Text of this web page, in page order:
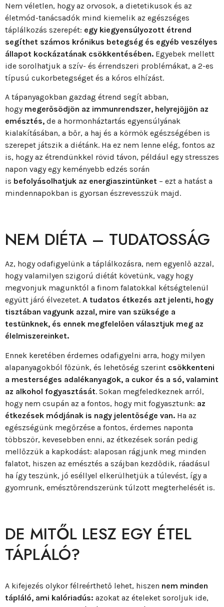
Nem véletlen, hogy az orvosok, a dietetikusok és az
életmód-tanácsadók mind kiemelik az egészséges
táplálkozás szerepét: egy kiegyensúlyozott étrend
segíthet számos krónikus betegség és egyéb veszélyes
állapot kockázatának csökkentésében. Egyebek mellett
ide sorolhatjuk a szív- és érrendszeri problémákat, a 2-es
típusú cukorbetegséget és a kóros elhízást.
A tápanyagokban gazdag étrend segít abban,
hogy megerősödjön az immunrendszer, helyrejöjjön az
emésztés, de a hormonháztartás egyensúlyának
kialakításában, a bőr, a haj és a körmök egészségében is
szerepet játszik a diétánk. Ha ez nem lenne elég, fontos az
is, hogy az étrendünkkel rövid távon, például egy stresszes
napon vagy egy keményebb edzés során
is befolyásolhatjuk az energiaszintünket – ezt a hatást a
mindennapokban is gyorsan észrevesszük majd.
NEM DIÉTA – TUDATOSSÁG
Az, hogy odafigyelünk a táplálkozásra, nem egyenlő azzal,
hogy valamilyen szigorú diétát követünk, vagy hogy
megvonjuk magunktól a finom falatokkal kétségtelenül
együtt járó élvezetet. A tudatos étkezés azt jelenti, hogy
tisztában vagyunk azzal, mire van szüksége a
testünknek, és ennek megfelelően választjuk meg az
élelmiszereinket.
Ennek keretében érdemes odafigyelni arra, hogy milyen
alapanyagokból főzünk, és lehetőség szerint csökkenteni
a mesterséges adalékanyagok, a cukor és a só, valamint
az alkohol fogyasztását. Sokan megfeledkeznek arról,
hogy nem csupán az a fontos, hogy mit fogyasztunk: az
étkezések módjának is nagy jelentősége van. Ha az
egészségünk megőrzése a fontos, érdemes naponta
többször, kevesebben enni, az étkezések során pedig
mellőzzük a kapkodást: alaposan rágjunk meg minden
falatot, hiszen az emésztés a szájban kezdődik, ráadásul
ha így teszünk, jó eséllyel elkerülhetjük a túlevést, így a
gyomrunk, emésztőrendszerünk túlzott megterhelését is.
DE MITŐL LESZ EGY ÉTEL
TÁPLÁLÓ?
A kifejezés olykor félreérthető lehet, hiszen nem minden
tápláló, ami kalóriadús: azokat az ételeket soroljuk ide,